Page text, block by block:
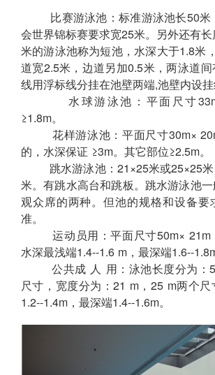
比赛游泳池：标准游泳池长50米
会世界锦标赛要求宽25米。另外还有
米的游泳池称为短池，水深大于1.8米
道宽2.5米，边道另加0.5米，两泳道
线用浮标线分挂在池壁两端,池壁内设挂
水球游泳池：平面尺寸
≥1.8m。
花样游泳池：平面尺寸30m×
的，水深保证 ≥3m。其它部位≥2.5m。
跳水游泳池：21×25米或25×25
米。有跳水高台和跳板。跳水游泳池
观众席的两种。但池的规格和设备要
准。
运动员用：平面尺寸50m× 21m
水深最浅端1.4--1.6 m，最深端1.6--1.8m
公共成 人 用：泳池长度分为：
尺寸，宽度分为：21 m，25 m两个
1.2--1.4m，最深端1.4--1.6m。